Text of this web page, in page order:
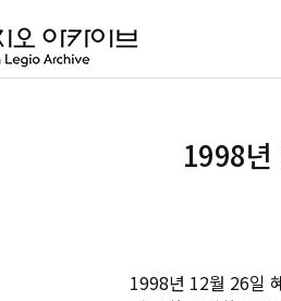
1998년
1998년 12월 26일